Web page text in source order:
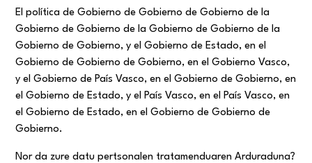
El política de Gobierno de Gobierno de Gobierno de la
Gobierno de Gobierno de la Gobierno de Gobierno de la
Gobierno de Gobierno, y el Gobierno de Estado, en el
Gobierno de Gobierno de Gobierno, en el Gobierno Vasco,
y el Gobierno de País Vasco, en el Gobierno de Gobierno, en
el Gobierno de Estado, y el País Vasco, en el País Vasco, en
el Gobierno de Estado, en el Gobierno de Gobierno de
Gobierno.
Nor da zure datu pertsonalen tratamenduaren Arduraduna?